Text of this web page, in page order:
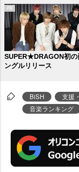
SUPER★DRAGON初の
ングルリリース
BiSH 支援
音楽ランキング